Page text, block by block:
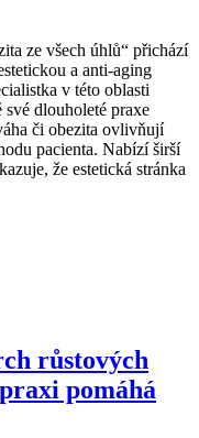
ze všech úhlů“ přichází
a anti-aging
v této oblasti
své dlouholeté praxe
či obezita ovlivňují
pacienta. Nabízí širší
že estetická stránka
růstových
pomáhá